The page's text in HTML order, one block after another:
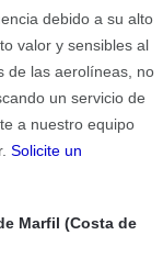
debido a su alto
valor y sensibles al
de las aerolíneas, no
un servicio de
a nuestro equipo
Solicite un
Marfil (Costa de